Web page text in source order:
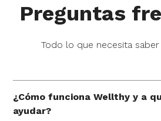
Preguntas
Todo lo que necesita
¿Cómo funciona Wellthy y a
ayudar?